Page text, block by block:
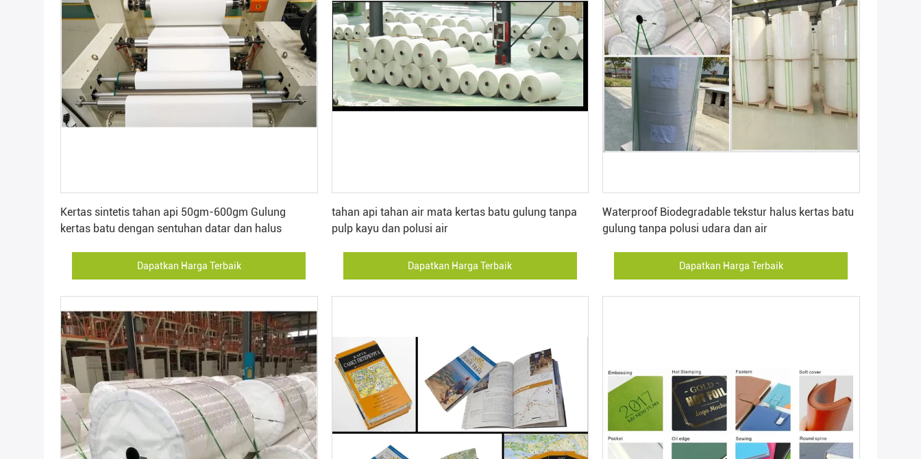
Kertas sintetis tahan api 50gm-600gm Gulung
kertas batu dengan sentuhan datar dan halus
Dapatkan Harga Terbaik
tahan api tahan air mata kertas batu gulung tanpa
pulp kayu dan polusi air
Dapatkan Harga Terbaik
Waterproof Biodegradable tekstur halus kertas batu
gulung tanpa polusi udara dan air
Dapatkan Harga Terbaik